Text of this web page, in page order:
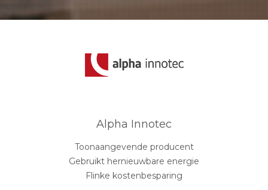
Alpha Innotec
Toonaangevende producent
Gebruikt hernieuwbare energie
Flinke kostenbesparing